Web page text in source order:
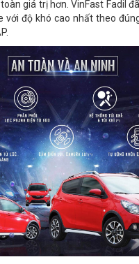
giá trị hơn. VinFast Fadil
với độ khó cao nhất theo